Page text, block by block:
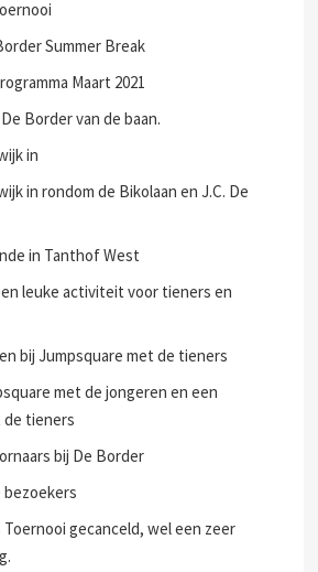
Summer Break
Maart 2021
Border van de baan.
in
in rondom de Bikolaan en J.C. De
in Tanthof West
leuke activiteit voor tieners en
bij Jumpsquare met de tieners
met de jongeren en een
de tieners
bij De Border
bezoekers
Toernooi gecanceld, wel een zeer